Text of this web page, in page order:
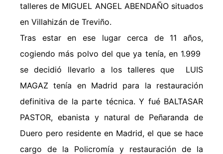
talleres de MIGUEL ANGEL ABENDAÑO situados
en Villahizán de Treviño.
Tras estar en ese lugar cerca de 11 años,
cogiendo más polvo del que ya tenía, en 1.999
se decidió llevarlo a los talleres que LUIS
MAGAZ tenía en Madrid para la restauración
definitiva de la parte técnica. Y fué BALTASAR
PASTOR, ebanista y natural de Peñaranda de
Duero pero residente en Madrid, el que se hace
cargo de la Policromía y restauración de la